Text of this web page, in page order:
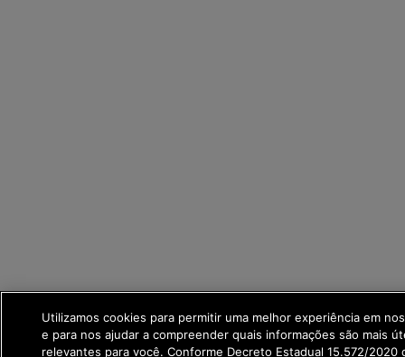
Utilizamos cookies para permitir uma melhor experiência em
e para nos ajudar a compreender quais informações são mais
relevantes para você. Conforme Decreto Estadual 15.572/2020